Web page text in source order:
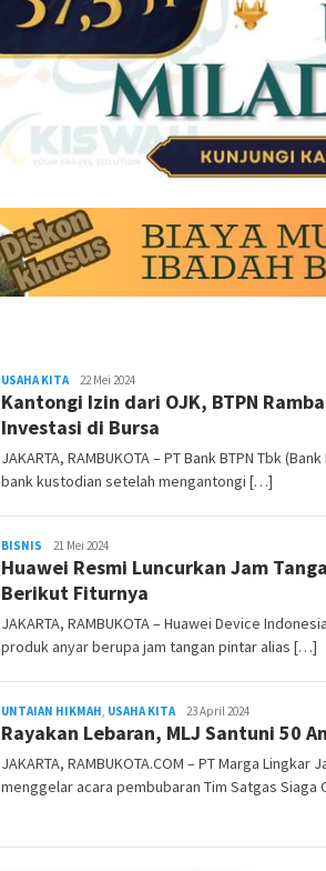
USAHA KITAREDAKSI
RAMBUKOTA
22 Mei 2024
Kantongi Izin dari OJK, BTPN
Investasi di Bursa
JAKARTA, RAMBUKOTA – PT Bank BTPN Tbk
bank kustodian setelah mengantongi […]
BISNIS REDAKSI
RAMBUKOTA
21 Mei 2024
Huawei Resmi Luncurkan Jam
Berikut Fiturnya
JAKARTA, RAMBUKOTA – Huawei Device
produk anyar berupa jam tangan pintar alias […]
UNTAIAN HIKMAH, USAHA KITAREDAKSI
RAMBUKOTA
23 April 2024
Rayakan Lebaran, MLJ Santuni 50
JAKARTA, RAMBUKOTA.COM – PT Marga Lingkar
menggelar acara pembubaran Tim Satgas